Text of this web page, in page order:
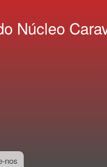
Núcleo
nos